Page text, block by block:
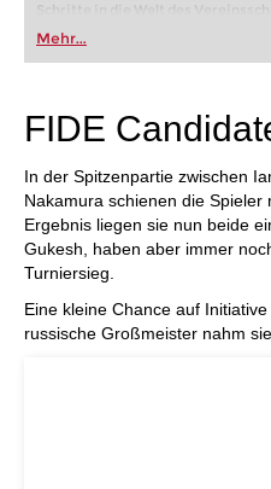
Schritte in die Welt des
oder bereits auf Turnierniveau
FRITZ trainieren Sie effizienter,
individueller als je zuvor.
Mehr...
FIDE
In der Spitzenpartie zwischen
Nakamura schienen die Spieler
Ergebnis liegen sie nun beide
Gukesh, haben aber immer
Turniersieg.
Eine kleine Chance auf
russische Großmeister nahm